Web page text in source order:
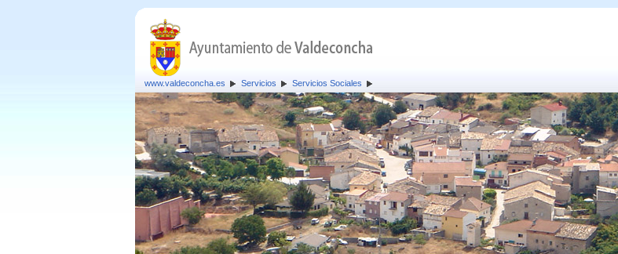
www.valdeconcha.es Servicios Servicios Sociales